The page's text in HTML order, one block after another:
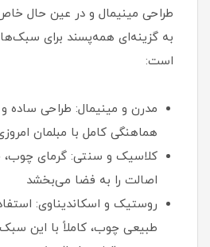
طراحی مینیمال و در عین حال
به گزینه‌ای همه‌پسند برای
است:
مدرن و مینیمال: طراحی ساده
هماهنگی کامل با مبلمان
کلاسیک و سنتی: گرمای
اصالت را به فضا می‌بخشد
روستیک و اسکاندیناوی:
طبیعی چوب، کاملاً با این